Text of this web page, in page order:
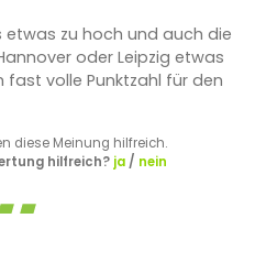
etwas zu hoch und auch die
oder Leipzig etwas
volle Punktzahl für den
diese Meinung hilfreich.
hilfreich? ja/ nein